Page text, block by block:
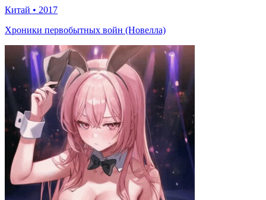
Китай • 2017
Хроники первобытных войн (Новелла)